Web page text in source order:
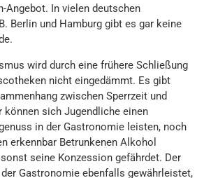
Angebot. In vielen deutschen
Berlin und Hamburg gibt es gar keine
wird durch eine frühere Schließung
nicht eingedämmt. Es gibt
zwischen Sperrzeit und
können sich Jugendliche einen
in der Gastronomie leisten, noch
erkennbar Betrunkenen Alkohol
seine Konzession gefährdet. Der
Gastronomie ebenfalls gewährleistet,